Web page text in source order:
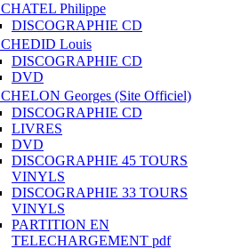
CHATEL Philippe
DISCOGRAPHIE CD
CHEDID Louis
DISCOGRAPHIE CD
DVD
CHELON Georges (Site Officiel)
DISCOGRAPHIE CD
LIVRES
DVD
DISCOGRAPHIE 45 TOURS
VINYLS
DISCOGRAPHIE 33 TOURS
VINYLS
PARTITION EN
TELECHARGEMENT pdf